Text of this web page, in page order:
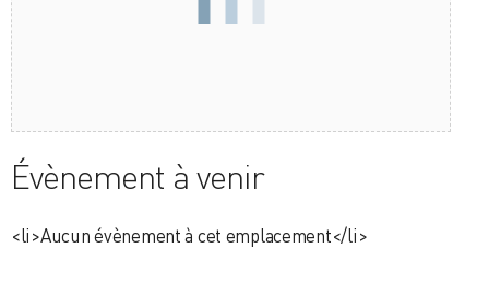
Évènement à venir
<li>Aucun évènement à cet emplacement</li>